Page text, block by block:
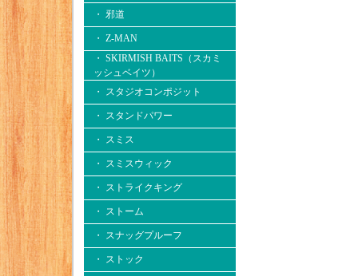
・ 邪道
・ Z-MAN
・ SKIRMISH BAITS（スカミ
ッシュベイツ）
・ スタジオコンポジット
・ スタンドパワー
・ スミス
・ スミスウィック
・ ストライクキング
・ ストーム
・ スナッグプルーフ
・ ストック